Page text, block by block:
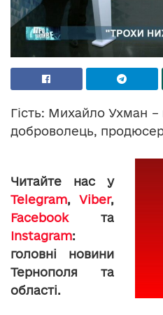
Гість: Михайло Ухман –
доброволець,
Читайте нас у
Telegram, Viber,
Facebookта
Instagram:
головні новини
Тернополя та
області.